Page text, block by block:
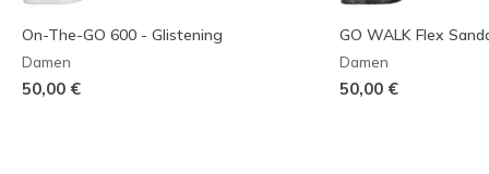
On-The-GO 600 - Glistening
Damen
50,00 €
GO WALK Flex
Damen
50,00 €